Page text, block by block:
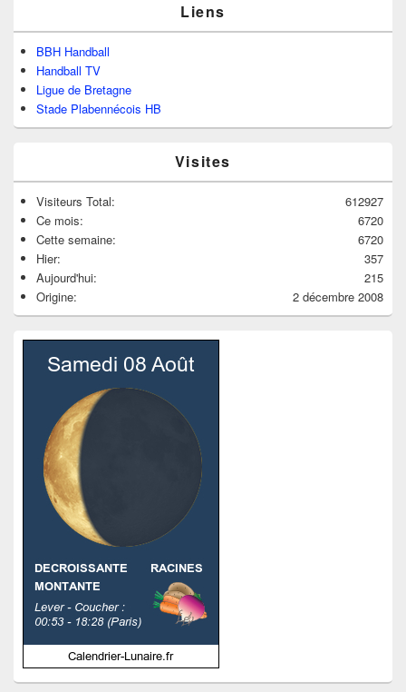
Liens
BBH Handball
Handball TV
Ligue de Bretagne
Stade Plabennécois HB
Visites
612927
Visiteurs Total:
6720
Ce mois:
6720
Cette semaine:
357
Hier:
215
Aujourd'hui:
2 décembre 2008
Origine: